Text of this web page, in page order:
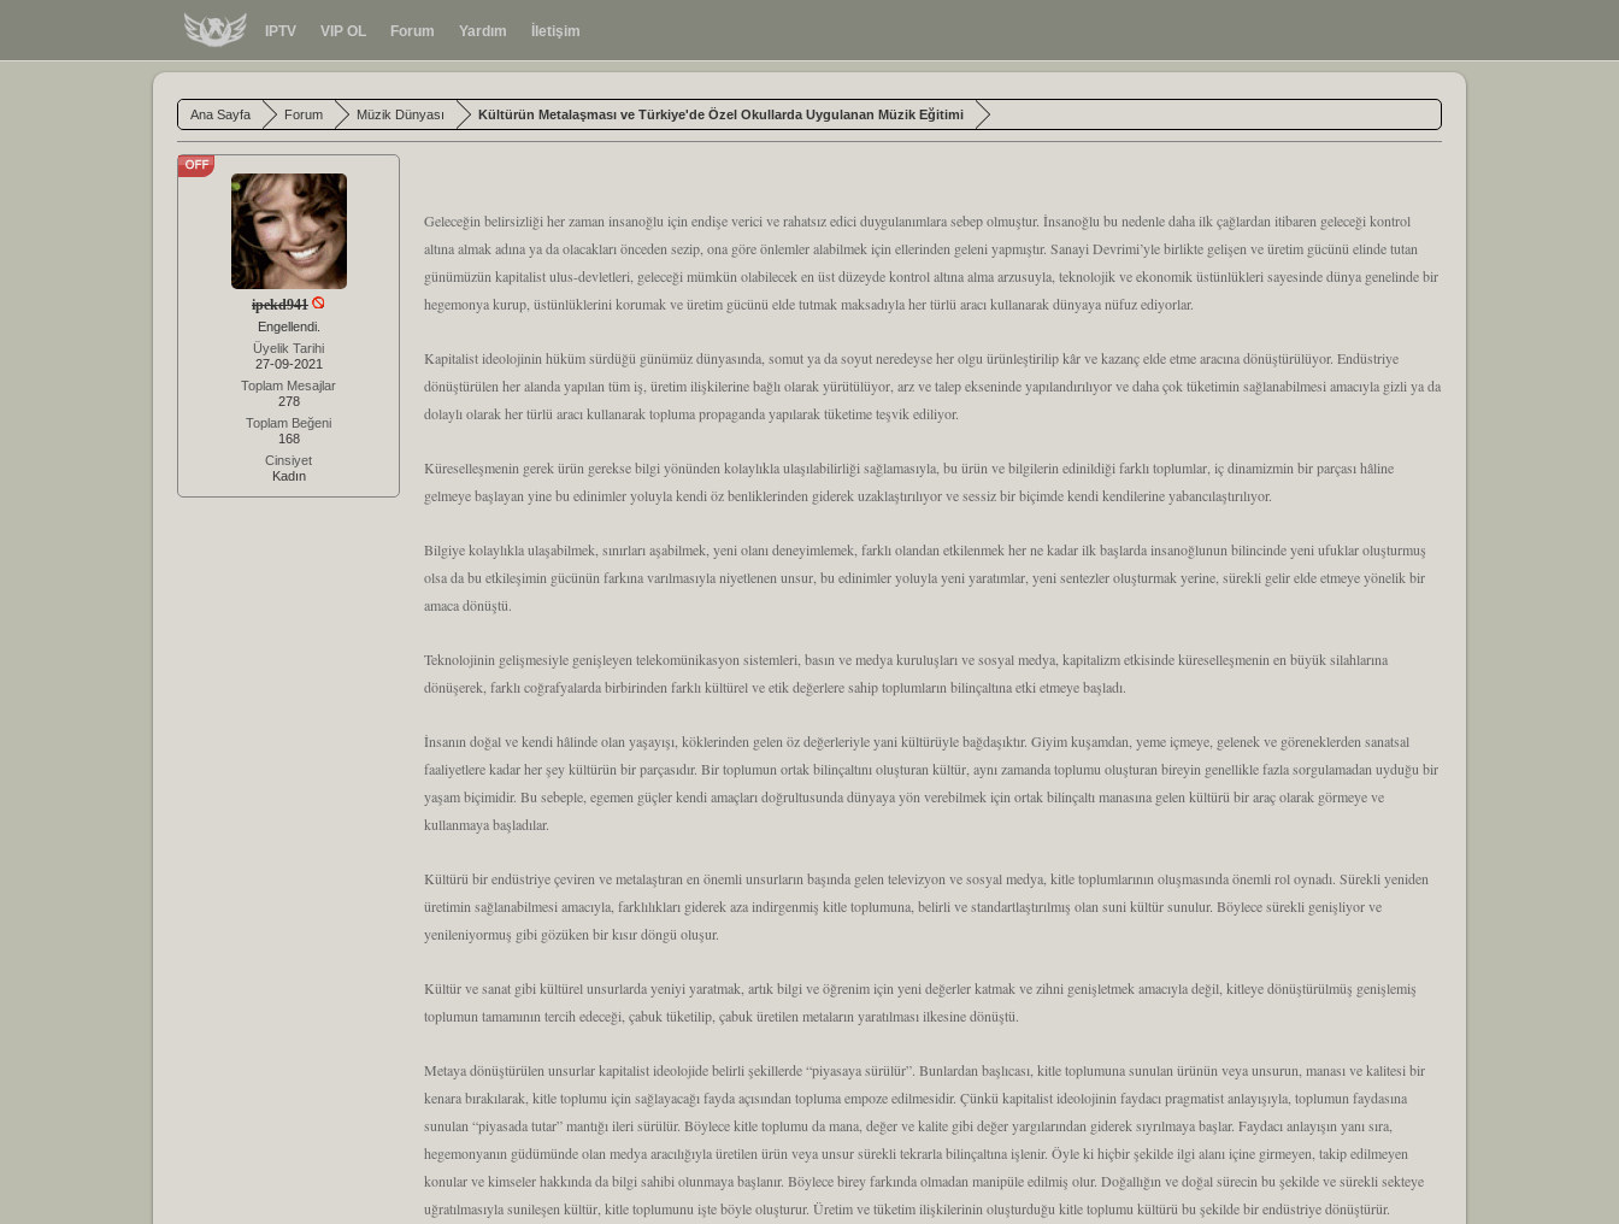
IPTV VIP OL Forum Yardım İletişim
Ana Sayfa Forum Müzik Dünyası Kültürün Metalaşması ve Türkiye'de Özel Okullarda Uygulanan Müzik Eğitimi
ipekd941
Engellendi.
Üyelik Tarihi
27-09-2021
Toplam Mesajlar
278
Toplam Beğeni
168
Cinsiyet
Kadın
Geleceğin belirsizliği her zaman insanoğlu için endişe verici ve rahatsız edici duygulanımlara sebep olmuştur. İnsanoğlu bu nedenle daha ilk çağlardan itibaren geleceği kontrol
altına almak adına ya da olacakları önceden sezip, ona göre önlemler alabilmek için ellerinden geleni yapmıştır. Sanayi Devrimi’yle birlikte gelişen ve üretim gücünü elinde tutan
günümüzün kapitalist ulus-devletleri, geleceği mümkün olabilecek en üst düzeyde kontrol altına alma arzusuyla, teknolojik ve ekonomik üstünlükleri sayesinde dünya genelinde bir
hegemonya kurup, üstünlüklerini korumak ve üretim gücünü elde tutmak maksadıyla her türlü aracı kullanarak dünyaya nüfuz ediyorlar.
Kapitalist ideolojinin hüküm sürdüğü günümüz dünyasında, somut ya da soyut neredeyse her olgu ürünleştirilip kâr ve kazanç elde etme aracına dönüştürülüyor. Endüstriye
dönüştürülen her alanda yapılan tüm iş, üretim ilişkilerine bağlı olarak yürütülüyor, arz ve talep ekseninde yapılandırılıyor ve daha çok tüketimin sağlanabilmesi amacıyla gizli ya da
dolaylı olarak her türlü aracı kullanarak topluma propaganda yapılarak tüketime teşvik ediliyor.
Küreselleşmenin gerek ürün gerekse bilgi yönünden kolaylıkla ulaşılabilirliği sağlamasıyla, bu ürün ve bilgilerin edinildiği farklı toplumlar, iç dinamizmin bir parçası hâline
gelmeye başlayan yine bu edinimler yoluyla kendi öz benliklerinden giderek uzaklaştırılıyor ve sessiz bir biçimde kendi kendilerine yabancılaştırılıyor.
Bilgiye kolaylıkla ulaşabilmek, sınırları aşabilmek, yeni olanı deneyimlemek, farklı olandan etkilenmek her ne kadar ilk başlarda insanoğlunun bilincinde yeni ufuklar oluşturmuş
olsa da bu etkileşimin gücünün farkına varılmasıyla niyetlenen unsur, bu edinimler yoluyla yeni yaratımlar, yeni sentezler oluşturmak yerine, sürekli gelir elde etmeye yönelik bir
amaca dönüştü.
Teknolojinin gelişmesiyle genişleyen telekomünikasyon sistemleri, basın ve medya kuruluşları ve sosyal medya, kapitalizm etkisinde küreselleşmenin en büyük silahlarına
dönüşerek, farklı coğrafyalarda birbirinden farklı kültürel ve etik değerlere sahip toplumların bilinçaltına etki etmeye başladı.
İnsanın doğal ve kendi hâlinde olan yaşayışı, köklerinden gelen öz değerleriyle yani kültürüyle bağdaşıktır. Giyim kuşamdan, yeme içmeye, gelenek ve göreneklerden sanatsal
faaliyetlere kadar her şey kültürün bir parçasıdır. Bir toplumun ortak bilinçaltını oluşturan kültür, aynı zamanda toplumu oluşturan bireyin genellikle fazla sorgulamadan uyduğu bir
yaşam biçimidir. Bu sebeple, egemen güçler kendi amaçları doğrultusunda dünyaya yön verebilmek için ortak bilinçaltı manasına gelen kültürü bir araç olarak görmeye ve
kullanmaya başladılar.
Kültürü bir endüstriye çeviren ve metalaştıran en önemli unsurların başında gelen televizyon ve sosyal medya, kitle toplumlarının oluşmasında önemli rol oynadı. Sürekli yeniden
üretimin sağlanabilmesi amacıyla, farklılıkları giderek aza indirgenmiş kitle toplumuna, belirli ve standartlaştırılmış olan suni kültür sunulur. Böylece sürekli genişliyor ve
yenileniyormuş gibi gözüken bir kısır döngü oluşur.
Kültür ve sanat gibi kültürel unsurlarda yeniyi yaratmak, artık bilgi ve öğrenim için yeni değerler katmak ve zihni genişletmek amacıyla değil, kitleye dönüştürülmüş genişlemiş
toplumun tamamının tercih edeceği, çabuk tüketilip, çabuk üretilen metaların yaratılması ilkesine dönüştü.
Metaya dönüştürülen unsurlar kapitalist ideolojide belirli şekillerde “piyasaya sürülür”. Bunlardan başlıcası, kitle toplumuna sunulan ürünün veya unsurun, manası ve kalitesi bir
kenara bırakılarak, kitle toplumu için sağlayacağı fayda açısından topluma empoze edilmesidir. Çünkü kapitalist ideolojinin faydacı pragmatist anlayışıyla, toplumun faydasına
sunulan “piyasada tutar” mantığı ileri sürülür. Böylece kitle toplumu da mana, değer ve kalite gibi değer yargılarından giderek sıyrılmaya başlar. Faydacı anlayışın yanı sıra,
hegemonyanın güdümünde olan medya aracılığıyla üretilen ürün veya unsur sürekli tekrarla bilinçaltına işlenir. Öyle ki hiçbir şekilde ilgi alanı içine girmeyen, takip edilmeyen
konular ve kimseler hakkında da bilgi sahibi olunmaya başlanır. Böylece birey farkında olmadan manipüle edilmiş olur. Doğallığın ve doğal sürecin bu şekilde ve sürekli sekteye
uğratılmasıyla sunileşen kültür, kitle toplumunu işte böyle oluşturur. Üretim ve tüketim ilişkilerinin oluşturduğu kitle toplumu kültürü bu şekilde bir endüstriye dönüştürür.